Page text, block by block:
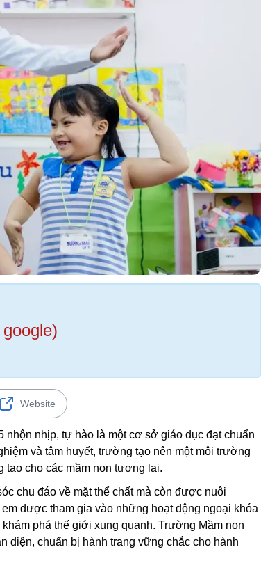
Website
nhộn nhịp, tự hào là một cơ sở giáo dục đạt chuẩn
và tâm huyết, trường tạo nên một môi trường
tạo cho các mầm non tương lai.
chu đáo về mặt thể chất mà còn được nuôi
được tham gia vào những hoạt động ngoại khóa
phá thế giới xung quanh. Trường Mầm non
diện, chuẩn bị hành trang vững chắc cho hành